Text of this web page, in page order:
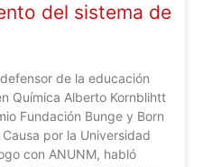
del sistema de
de la educación
Química Alberto Kornblihtt
Fundación Bunge y Born
por la Universidad
con ANUNM, habló